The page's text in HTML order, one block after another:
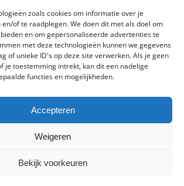
zoals cookies om informatie over je
of te raadplegen. We doen dit met als doel om
en om gepersonaliseerde advertenties te
met deze technologieën kunnen we gegevens
of unieke ID's op deze site verwerken. Als je geen
je toestemming intrekt, kan dit een nadelige
functies en mogelijkheden.
Accepteren
Weigeren
Bekijk voorkeuren
2025 - Alle rechten voorbehouden